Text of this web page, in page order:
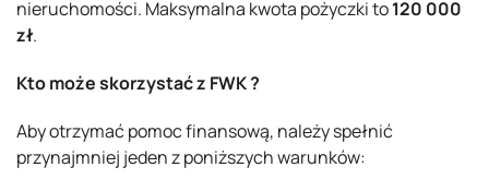
nieruchomości. Maksymalna kwota pożyczki to120 000
zł.
Kto może skorzystać z FWK ?
Aby otrzymać pomoc finansową, należy spełnić
przynajmniej jeden z poniższych warunków: